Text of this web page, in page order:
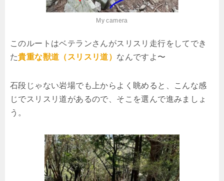
My camera
このルートはベテランさんがスリスリ走行をしてでき
た貴重な獣道（スリスリ道） なんですよ〜
石段じゃない岩場でも上からよく眺めると、こんな感
じでスリスリ道があるので、そこを選んで進みましょ
う。